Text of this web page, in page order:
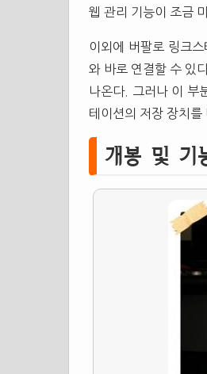
웹 관리 기능이 조금
이외에 버팔로 링크
와 바로 연결할 수 있
나온다. 그러나 이 부
테이션의 저장 장치
개봉 및 기